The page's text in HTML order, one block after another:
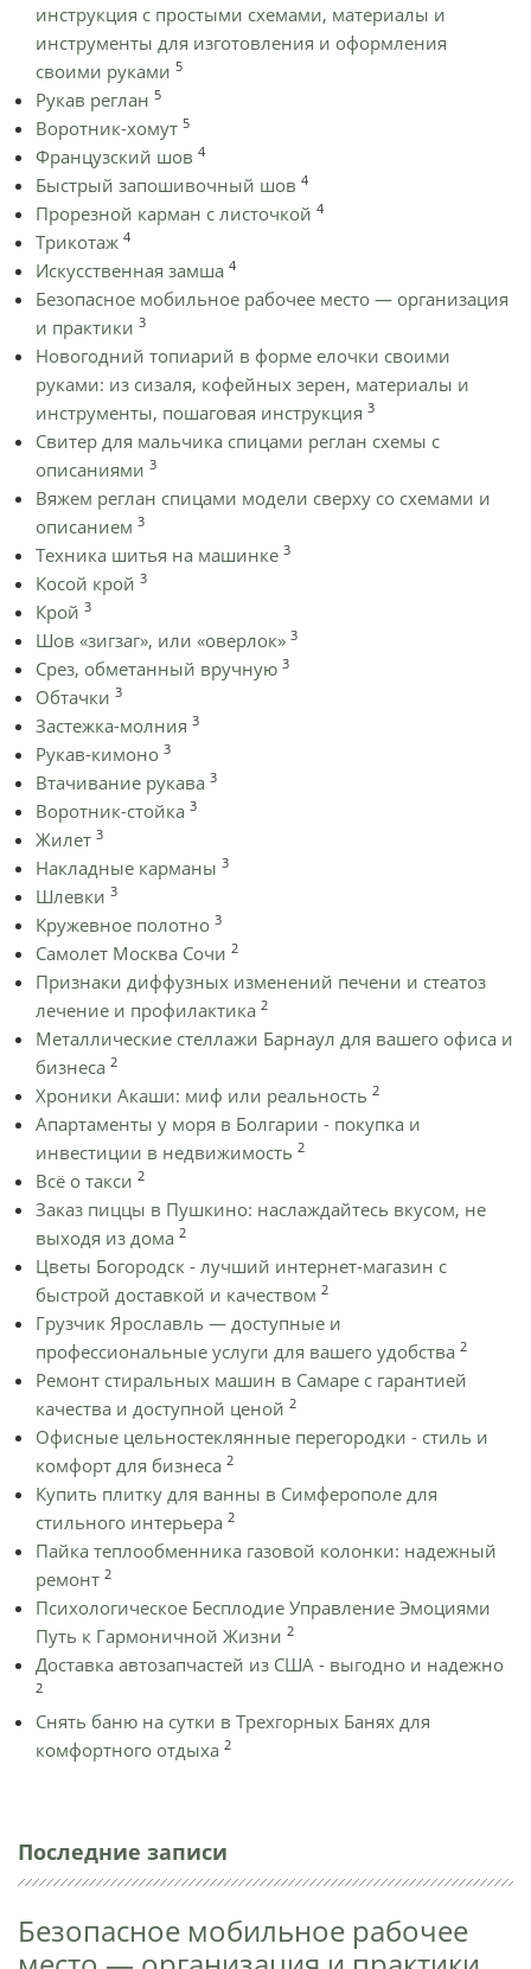
инструкция с простыми схемами, материалы и
инструменты для изготовления и оформления
своими руками 5
Рукав реглан 5
Воротник-хомут 5
Французский шов 4
Быстрый запошивочный шов 4
Прорезной карман с листочкой 4
Трикотаж 4
Искусственная замша 4
Безопасное мобильное рабочее место — организация
и практики 3
Новогодний топиарий в форме елочки своими
руками: из сизаля, кофейных зерен, материалы и
инструменты, пошаговая инструкция 3
Cвитер для мальчика спицами реглан схемы с
описаниями 3
Вяжем реглан спицами модели сверху со схемами и
описанием 3
Техника шитья на машинке 3
Косой крой 3
Крой 3
Шов «зигзаг», или «оверлок» 3
Срез, обметанный вручную 3
Обтачки 3
Застежка-молния 3
Рукав-кимоно 3
Втачивание рукава 3
Воротник-стойка 3
Жилет 3
Накладные карманы 3
Шлевки 3
Кружевное полотно 3
Самолет Москва Сочи 2
Признаки диффузных изменений печени и стеатоз
лечение и профилактика 2
Металлические стеллажи Барнаул для вашего офиса и
бизнеса 2
Хроники Акаши: миф или реальность 2
Апартаменты у моря в Болгарии - покупка и
инвестиции в недвижимость 2
Всё о такси 2
Заказ пиццы в Пушкино: наслаждайтесь вкусом, не
выходя из дома 2
Цветы Богородск - лучший интернет-магазин с
быстрой доставкой и качеством 2
Грузчик Ярославль — доступные и
профессиональные услуги для вашего удобства 2
Ремонт стиральных машин в Самаре с гарантией
качества и доступной ценой 2
Офисные цельностеклянные перегородки - стиль и
комфорт для бизнеса 2
Купить плитку для ванны в Симферополе для
стильного интерьера 2
Пайка теплообменника газовой колонки: надежный
ремонт 2
Психологическое Бесплодие Управление Эмоциями
Путь к Гармоничной Жизни 2
Доставка автозапчастей из США - выгодно и надежно
2
Снять баню на сутки в Трехгорных Банях для
комфортного отдыха 2
Последние записи
Безопасное мобильное рабочее